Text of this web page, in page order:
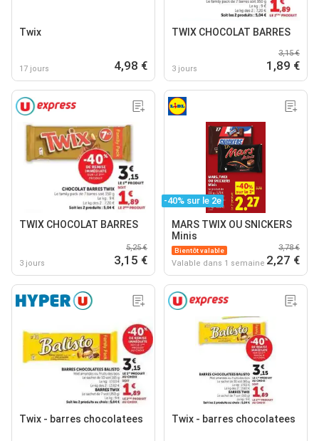
Twix
17 jours 4,98 €
TWIX CHOCOLAT BARRES
3 jours
3,15 €
1,89 €
TWIX CHOCOLAT BARRES
3 jours
5,25 €
3,15 €
-40% sur le 2e
MARS TWIX OU SNICKERS
Minis
Bientôt valable
Valable dans 1 semaine
3,78 €
2,27 €
Twix - barres chocolatees Twix - barres chocolatees